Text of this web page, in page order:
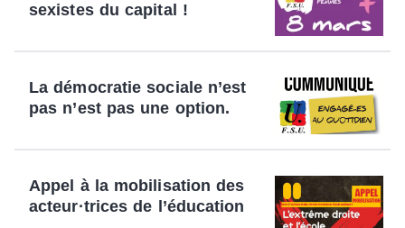
sexistes du capital !
La démocratie sociale n’est
pas n’est pas une option.
Appel à la mobilisation des
acteur·trices de l’éducation